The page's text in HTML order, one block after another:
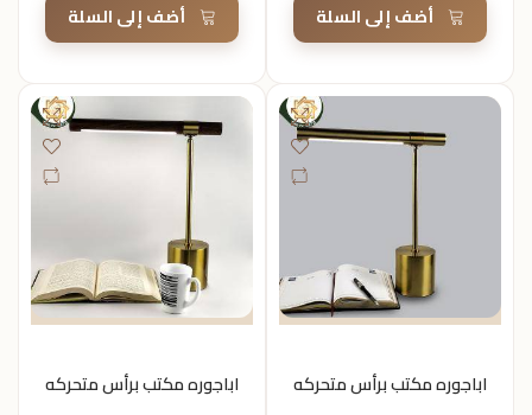
أضف إلى السلة أضف إلى السلة
اباجوره مكتب برأس متحركه اباجوره مكتب برأس متحركه